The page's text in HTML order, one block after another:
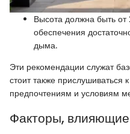
Высота должна быть
обеспечения
дыма.
Эти рекомендации служат
стоит также прислушиваться
предпочтениям и условиям
Факторы,